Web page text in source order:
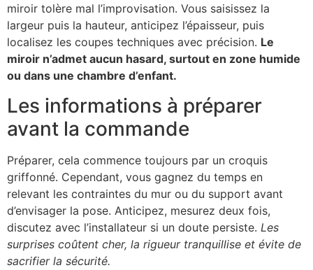
miroir tolère mal l’improvisation. Vous saisissez la
largeur puis la hauteur, anticipez l’épaisseur, puis
localisez les coupes techniques avec précision. Le
miroir n’admet aucun hasard, surtout en zone humide
ou dans une chambre d’enfant.
Les informations à préparer
avant la commande
Préparer, cela commence toujours par un croquis
griffonné. Cependant, vous gagnez du temps en
relevant les contraintes du mur ou du support avant
d’envisager la pose. Anticipez, mesurez deux fois,
discutez avec l’installateur si un doute persiste. Les
surprises coûtent cher, la rigueur tranquillise et évite de
sacrifier la sécurité.